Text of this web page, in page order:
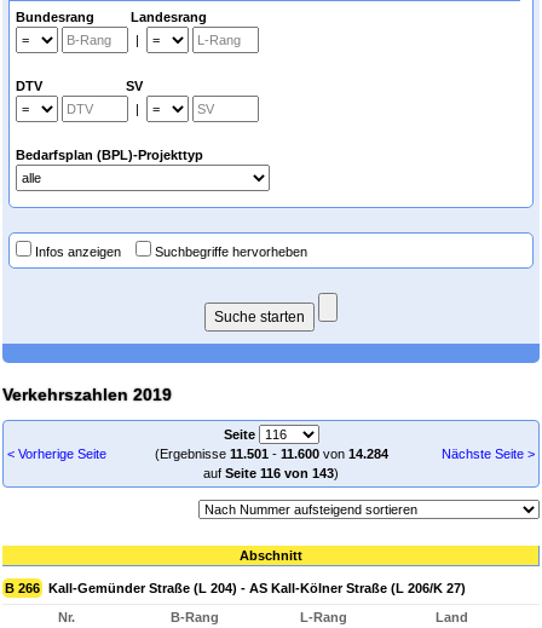
Bundesrang Landesrang
|
DTV SV
|
Bedarfsplan (BPL)-Projekttyp
Infos anzeigen Suchbegriffe hervorheben
Verkehrszahlen 2019
< Vorherige Seite
Seite
(Ergebnisse 11.501- 11.600von 14.284
auf Seite 116 von 143)
Nächste Seite >
Abschnitt
B 266 Kall-Gemünder Straße (L 204) - AS Kall-Kölner Straße (L 206/K 27)
Nr.
B-Rang
L-Rang
Land